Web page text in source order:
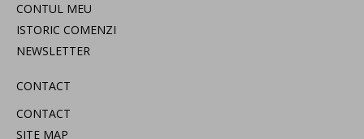
CONTUL MEU
ISTORIC COMENZI
NEWSLETTER
CONTACT
CONTACT
SITE MAP